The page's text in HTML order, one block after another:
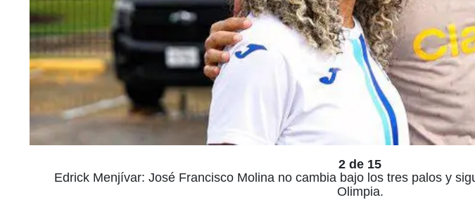
2 de 15
Edrick Menjívar: José Francisco Molina no cambia bajo los tres palos y
Olimpia.